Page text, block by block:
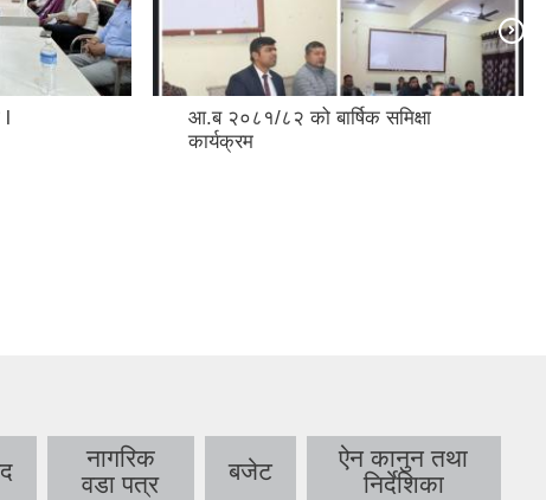
आ.ब २०८१/८२ को बार्षिक समिक्षा
कार्यक्रम
नागरिक
वडा पत्र
बजेट
ऐन कानुन तथा
निर्देशिका